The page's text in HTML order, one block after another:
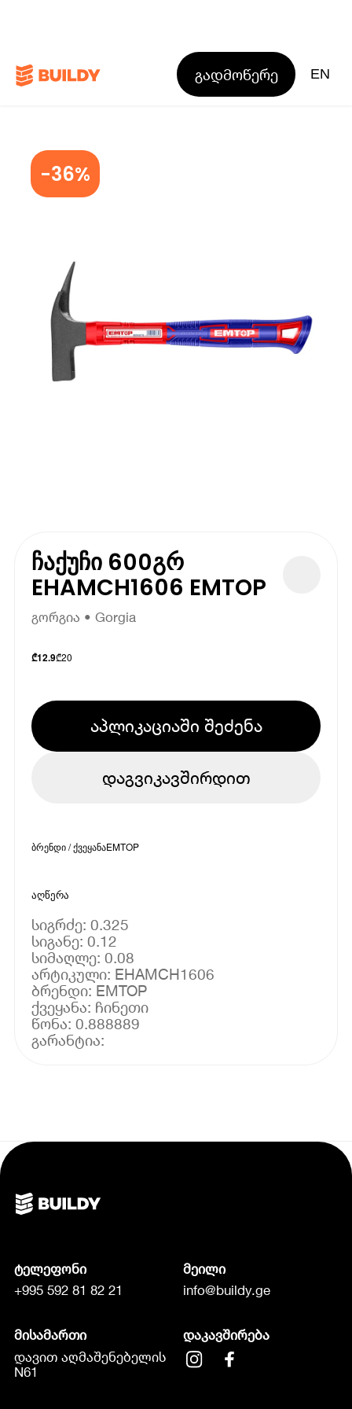
გადმოწერე EN
-36%
ჩაქუჩი 600გრ
EHAMCH1606 EMTOP
გორგია • Gorgia
₾12.9₾20
აპლიკაციაში შეძენა
დაგვიკავშირდით
ბრენდი / ქვეყანაEMTOP
აღწერა
სიგრძე: 0.325
სიგანე: 0.12
სიმაღლე: 0.08
არტიკული: EHAMCH1606
ბრენდი: EMTOP
ქვეყანა: ჩინეთი
წონა: 0.888889
ტელეფონი
+995 592 81 82 21
მეილი
info@buildy.ge
მისამართი
დავით აღმაშენებელის
N61
დაკავშირება